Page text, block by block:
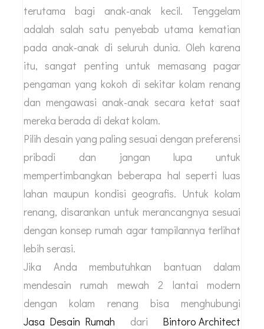
terutama bagi anak-anak kecil. Tenggelam
adalah salah satu penyebab utama kematian
pada anak-anak di seluruh dunia. Oleh karena
itu, sangat penting untuk memasang pagar
pengaman yang kokoh di sekitar kolam renang
dan mengawasi anak-anak secara ketat saat
mereka berada di dekat kolam.
Pilih desain yang paling sesuai dengan preferensi
pribadi dan jangan lupa untuk
mempertimbangkan beberapa hal seperti luas
lahan maupun kondisi geografis. Untuk kolam
renang, disarankan untuk merancangnya sesuai
dengan konsep rumah agar tampilannya terlihat
lebih serasi.
Jika Anda membutuhkan bantuan dalam
mendesain rumah mewah 2 lantai modern
dengan kolam renang bisa menghubungi
Jasa Desain Rumah dari Bintoro Architect